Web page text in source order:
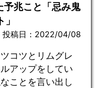
兆こと「忌み鬼
投稿日：2022/04/08
コツとリムグレ
アップをしてい
ことを言い出し